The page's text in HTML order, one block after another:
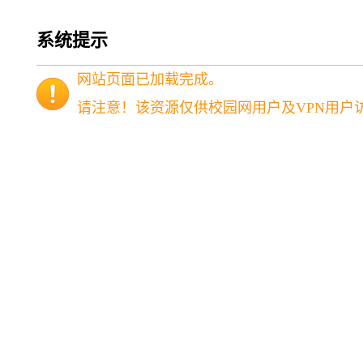
系统提示
网站页面已加载完成。
请注意！该资源仅供校园网用户及VPN用户